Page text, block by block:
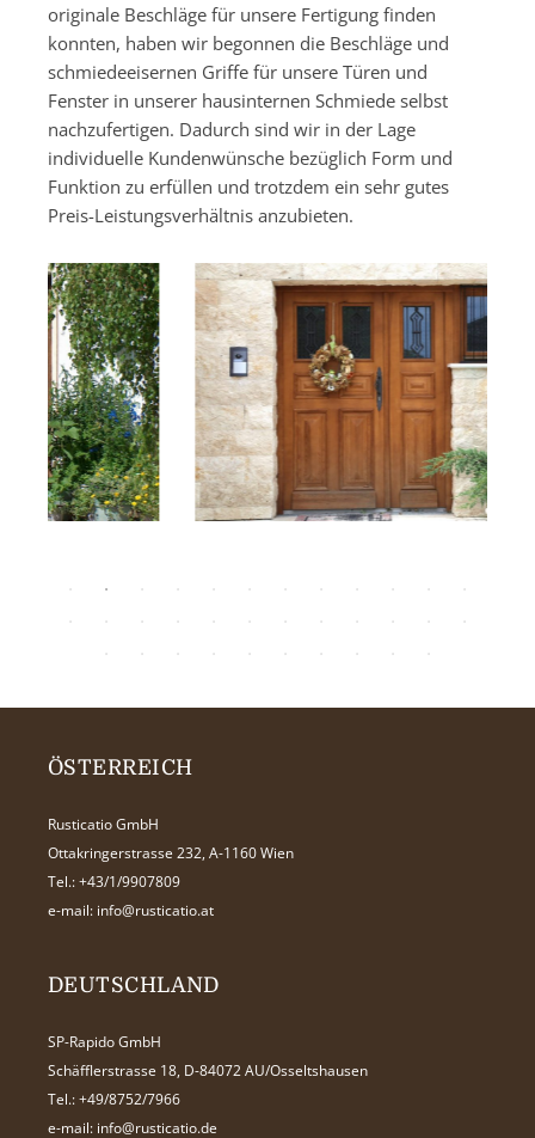
originale Beschläge für unsere Fertigung finden
konnten, haben wir begonnen die Beschläge und
schmiedeeisernen Griffe für unsere Türen und
Fenster in unserer hausinternen Schmiede selbst
nachzufertigen. Dadurch sind wir in der Lage
individuelle Kundenwünsche bezüglich Form und
Funktion zu erfüllen und trotzdem ein sehr gutes
Preis-Leistungsverhältnis anzubieten.
ÖSTERREICH
Rusticatio GmbH
Ottakringerstrasse 232, A-1160 Wien
Tel.: +43/1/9907809
e-mail: info@rusticatio.at
DEUTSCHLAND
SP-Rapido GmbH
Schäfflerstrasse 18, D-84072 AU/Osseltshausen
Tel.: +49/8752/7966
e-mail: info@rusticatio.de